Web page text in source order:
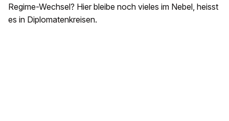
Regime-Wechsel? Hier bleibe noch vieles im Nebel, heisst
es in Diplomatenkreisen.